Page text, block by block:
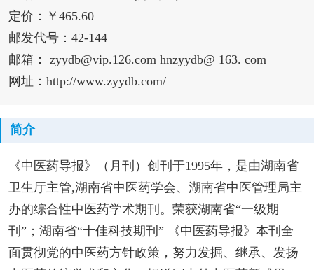
定价：￥465.60
邮发代号：42-144
邮箱： zyydb@vip.126.com hnzyydb@ 163. com
网址：http://www.zyydb.com/
简介
《中医药导报》（月刊）创刊于1995年，是由湖南省
卫生厅主管,湖南省中医药学会、湖南省中医管理局主
办的综合性中医药学术期刊。荣获湖南省“一级期
刊”；湖南省“十佳科技期刊” 《中医药导报》本刊全
面贯彻党的中医药方针政策，努力发掘、继承、发扬